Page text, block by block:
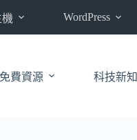
WordPress
免費資源 科技新知